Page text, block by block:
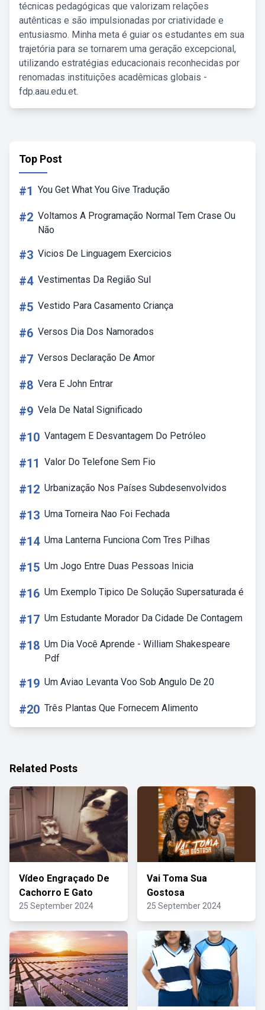
técnicas pedagógicas que valorizam relações
autênticas e são impulsionadas por criatividade e
entusiasmo. Minha meta é guiar os estudantes em sua
trajetória para se tornarem uma geração excepcional,
utilizando estratégias educacionais reconhecidas por
renomadas instituições acadêmicas globais -
fdp.aau.edu.et.
Top Post
#1 You Get What You Give Tradução
#2 Voltamos A Programação Normal Tem Crase Ou
Não
#3 Vicios De Linguagem Exercicios
#4 Vestimentas Da Região Sul
#5 Vestido Para Casamento Criança
#6 Versos Dia Dos Namorados
#7 Versos Declaração De Amor
#8 Vera E John Entrar
#9 Vela De Natal Significado
#10 Vantagem E Desvantagem Do Petróleo
#11 Valor Do Telefone Sem Fio
#12 Urbanização Nos Países Subdesenvolvidos
#13 Uma Torneira Nao Foi Fechada
#14 Uma Lanterna Funciona Com Tres Pilhas
#15 Um Jogo Entre Duas Pessoas Inicia
#16 Um Exemplo Tipico De Solução Supersaturada é
#17 Um Estudante Morador Da Cidade De Contagem
#18 Um Dia Você Aprende - William Shakespeare
Pdf
#19 Um Aviao Levanta Voo Sob Angulo De 20
#20 Três Plantas Que Fornecem Alimento
Related Posts
Vídeo Engraçado De
Cachorro E Gato
25 September 2024
Vai Toma Sua
Gostosa
25 September 2024